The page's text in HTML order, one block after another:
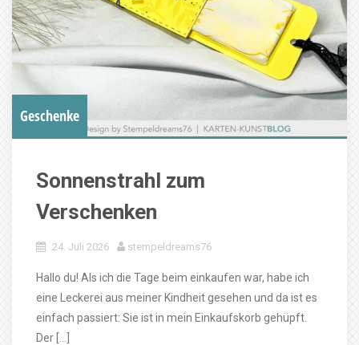
Geschenke
Sonnenstrahl zum
Verschenken
24. Juli 2026 stempeldreams76
Hallo du! Als ich die Tage beim einkaufen war, habe ich
eine Leckerei aus meiner Kindheit gesehen und da ist es
einfach passiert: Sie ist in mein Einkaufskorb gehüpft.
Der […]